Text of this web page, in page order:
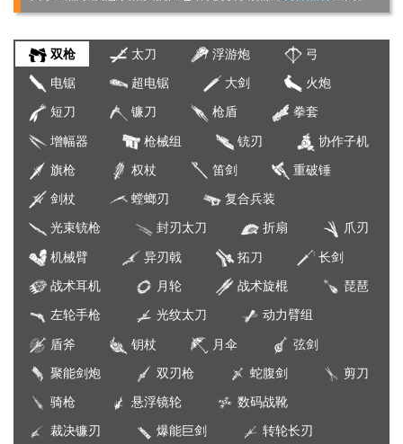
双枪 太刀 浮游炮 弓
电锯 超电锯 大剑 火炮
短刀 镰刀 枪盾 拳套
增幅器 枪械组 铳刃 协作子机
旗枪 权杖 笛剑 重破锤
剑杖 螳螂刃 复合兵装
光束铳枪 封刃太刀 折扇 爪刃
机械臂 异刃戟 拓刀 长剑
战术耳机 月轮 战术旋棍 琵琶
左轮手枪 光纹太刀 动力臂组
盾斧 钥杖 月伞 弦剑
聚能剑炮 双刃枪 蛇腹剑 剪刀
骑枪 悬浮镜轮 数码战靴
裁决镰刃 爆能巨剑 转轮长刃